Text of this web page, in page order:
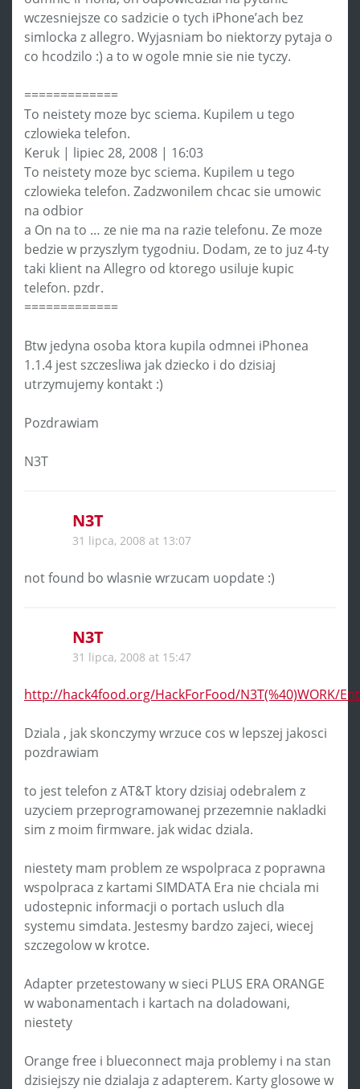
wczesniejsze co sadzicie o tych iPhone’ach bez
simlocka z allegro. Wyjasniam bo niektorzy pytaja o
co hcodzilo :) a to w ogole mnie sie nie tyczy.
=============
To neistety moze byc sciema. Kupilem u tego
czlowieka telefon.
Keruk | lipiec 28, 2008 | 16:03
To neistety moze byc sciema. Kupilem u tego
czlowieka telefon. Zadzwonilem chcac sie umowic
na odbior
a On na to … ze nie ma na razie telefonu. Ze moze
bedzie w przyszlym tygodniu. Dodam, ze to juz 4-ty
taki klient na Allegro od ktorego usiluje kupic
telefon. pzdr.
=============
Btw jedyna osoba ktora kupila odmnei iPhonea
1.1.4 jest szczesliwa jak dziecko i do dzisiaj
utrzymujemy kontakt :)
Pozdrawiam
N3T
N3T
31 lipca, 2008 at 13:07
not found bo wlasnie wrzucam uopdate :)
N3T
31 lipca, 2008 at 15:47
http://hack4food.org/HackForFood/N3T(%40)WORK/
Dziala , jak skonczymy wrzuce cos w lepszej jakosci
pozdrawiam
to jest telefon z AT&T ktory dzisiaj odebralem z
uzyciem przeprogramowanej przezemnie nakladki
sim z moim firmware. jak widac dziala.
niestety mam problem ze wspolpraca z poprawna
wspolpraca z kartami SIMDATA Era nie chciala mi
udostepnic informacji o portach usluch dla
systemu simdata. Jestesmy bardzo zajeci, wiecej
szczegolow w krotce.
Adapter przetestowany w sieci PLUS ERA ORANGE
w wabonamentach i kartach na doladowani,
niestety
Orange free i blueconnect maja problemy i na stan
dzisiejszy nie dzialaja z adapterem. Karty glosowe w